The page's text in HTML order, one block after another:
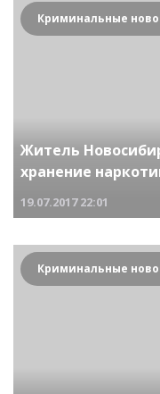
Житель
хранение
19.07.2017 22:01